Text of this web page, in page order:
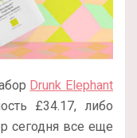
Drunk Elephant
£34.17, либо
сегодня все еще